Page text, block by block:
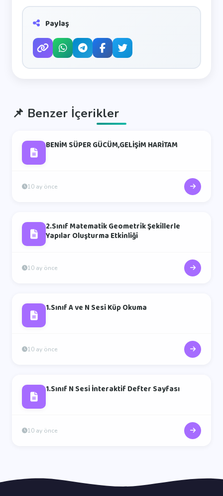
Paylaş
📌 Benzer İçerikler
BENİM SÜPER GÜCÜM,GELİŞİM HARİTAM
10 ay önce
2.Sınıf Matematik Geometrik Şekillerle
Yapılar Oluşturma Etkinliği
10 ay önce
1.Sınıf A ve N Sesi Küp Okuma
10 ay önce
1.Sınıf N Sesi İnteraktif Defter Sayfası
10 ay önce